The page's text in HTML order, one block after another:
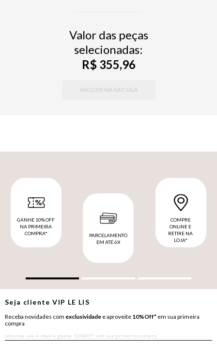
Valor das peças
selecionadas:
R$ 355,96
INCLUIR NA SACOLA
GANHE 10% OFF
NA PRIMEIRA
COMPRA*
PARCELAMENTO
EM ATÉ 6X
COMPRE
ONLINE E
RETIRE NA
LOJA*
Seja clienteVIP LE LIS
Receba novidades com exclusividade e aproveite 10%Off* em sua primeira
compra